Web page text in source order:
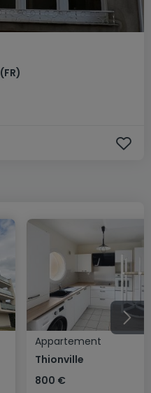
(FR)
Appartement
Thionville
800 €